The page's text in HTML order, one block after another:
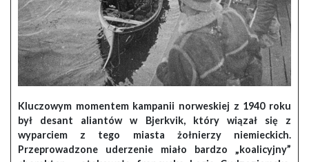
Kluczowym momentem kampanii norweskiej z 1940 roku
był desant aliantów w Bjerkvik, który wiązał się z
wyparciem z tego miasta żołnierzy niemieckich.
Przeprowadzone uderzenie miało bardzo „koalicyjny”